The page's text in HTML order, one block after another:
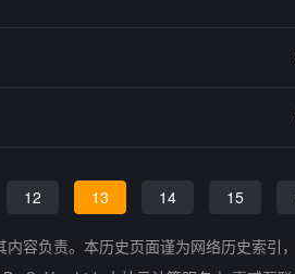
12 13 14 15
容负责。本历史页面谨为网络历史索引